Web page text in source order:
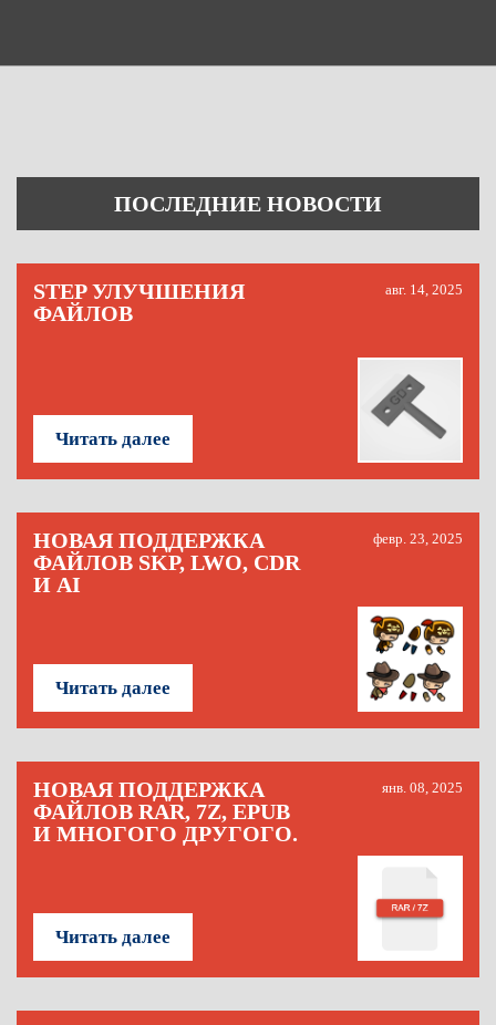
ПОСЛЕДНИЕ НОВОСТИ
STEP УЛУЧШЕНИЯ
ФАЙЛОВ
авг. 14, 2025
Читать далее
НОВАЯ ПОДДЕРЖКА
ФАЙЛОВ SKP, LWO, CDR
И AI
февр. 23, 2025
Читать далее
НОВАЯ ПОДДЕРЖКА
ФАЙЛОВ RAR, 7Z, EPUB
И МНОГОГО ДРУГОГО.
янв. 08, 2025
Читать далее